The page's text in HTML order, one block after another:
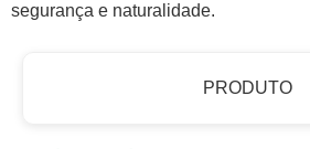
segurança e naturalidade.
PRODUTO